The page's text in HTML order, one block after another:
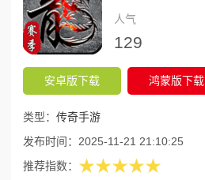
人气
129
安卓版下载 鸿蒙版下载
类型： 传奇手游
发布时间： 2025-11-21 21:10:25
推荐指数： ★★★★★